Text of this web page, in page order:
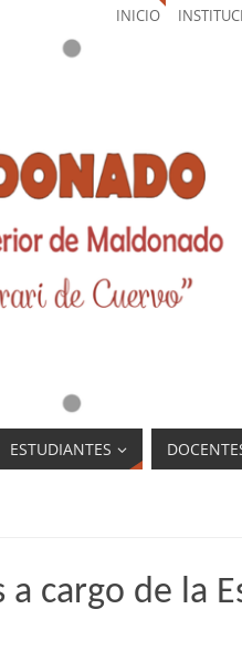
INICIO
ESTUDIANTES
cargo de la